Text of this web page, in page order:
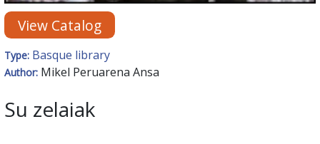
View Catalog
Type: Basque library
Author: Mikel Peruarena Ansa
Su zelaiak